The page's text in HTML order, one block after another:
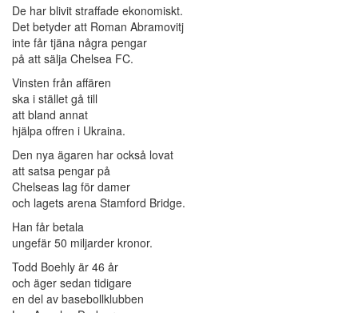
De har blivit straffade ekonomiskt.
Det betyder att Roman Abramovitj
inte får tjäna några pengar
på att sälja Chelsea FC.
Vinsten från affären
ska i stället gå till
att bland annat
hjälpa offren i Ukraina.
Den nya ägaren har också lovat
att satsa pengar på
Chelseas lag för damer
och lagets arena Stamford Bridge.
Han får betala
ungefär 50 miljarder kronor.
Todd Boehly är 46 år
och äger sedan tidigare
en del av basebollklubben